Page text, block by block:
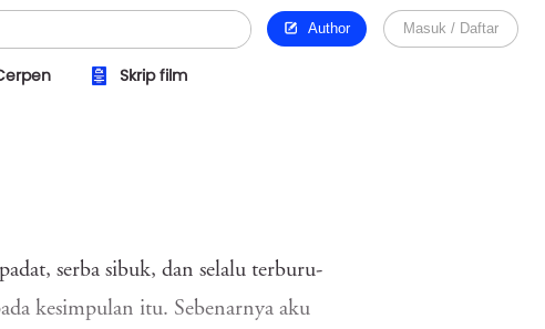
Author Masuk / Daftar
Skrip film
serba sibuk, dan selalu terburu-
kesimpulan itu. Sebenarnya aku